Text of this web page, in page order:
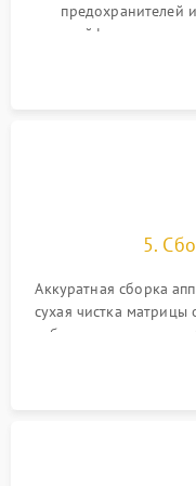
предохранителей
шлейфов, дисплея,
автофокуса.
5.
Аккуратная сборка
сухая чистка
рабочего отрезка,